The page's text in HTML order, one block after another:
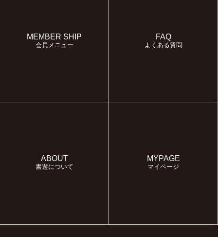
MEMBER SHIP
会員メニュー
FAQ
よくある質問
ABOUT
書遊について
MYPAGE
マイページ